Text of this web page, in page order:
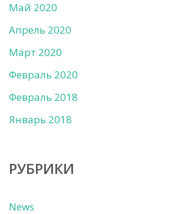
Май 2020
Апрель 2020
Март 2020
Февраль 2020
Февраль 2018
Январь 2018
РУБРИКИ
News